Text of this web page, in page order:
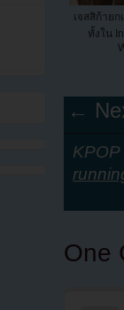
เจสสิก้าย
ทั้งใน
←
One